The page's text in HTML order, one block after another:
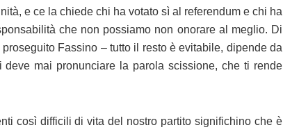
e ce la chiede chi ha votato sì al referendum e chi ha
che non possiamo non onorare al meglio. Di
Fassino – tutto il resto è evitabile, dipende da
mai pronunciare la parola scissione, che ti rende
così difficili di vita del nostro partito significhino che è